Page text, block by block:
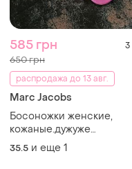
585 грн 3
650 грн
распродажа до 13 авг.
Marc Jacobs
Босоножки женские,
кожаные.дужуже
мягкие.орининал.новые.
35.5 и еще 1